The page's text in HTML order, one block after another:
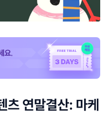
연말결산: 마케